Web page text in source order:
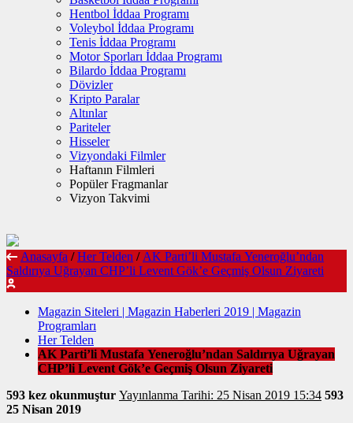
Hentbol İddaa Programı
Voleybol İddaa Programı
Tenis İddaa Programı
Motor Sporları İddaa Programı
Bilardo İddaa Programı
Dövizler
Kripto Paralar
Altınlar
Pariteler
Hisseler
Vizyondaki Filmler
Haftanın Filmleri
Popüler Fragmanlar
Vizyon Takvimi
Anasayfa / Her Telden / AK Parti’li Mustafa Yeneroğlu’ndan
Saldırıya Uğrayan CHP’li Levent Gök’e Geçmiş Olsun Ziyareti
Magazin Siteleri | Magazin Haberleri 2019 | Magazin
Programları
Her Telden
AK Parti’li Mustafa Yeneroğlu’ndan Saldırıya Uğrayan
CHP’li Levent Gök’e Geçmiş Olsun Ziyareti
593 kez okunmuştur
Yayınlanma Tarihi: 25 Nisan 2019 15:34 593
25 Nisan 2019